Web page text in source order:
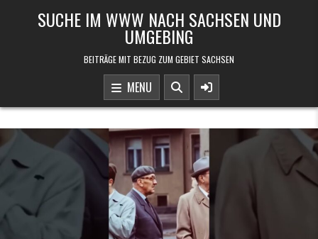
SUCHE IM WWW NACH SACHSEN UND
UMGEBING
BEITRÄGE MIT BEZUG ZUM GEBIET SACHSEN
MENU